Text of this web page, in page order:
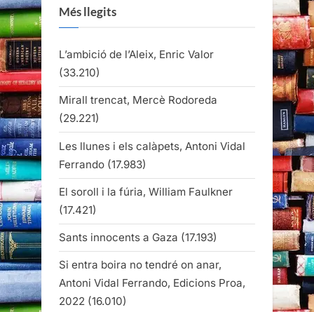
Més llegits
L’ambició de l’Aleix, Enric Valor
(33.210)
Mirall trencat, Mercè Rodoreda
(29.221)
Les llunes i els calàpets, Antoni Vidal
Ferrando (17.983)
El soroll i la fúria, William Faulkner
(17.421)
Sants innocents a Gaza (17.193)
Si entra boira no tendré on anar,
Antoni Vidal Ferrando, Edicions Proa,
2022 (16.010)